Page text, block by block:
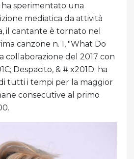
sperimentato una
mediatica da attività
il cantante è tornato nel
canzone n. 1, "What Do
collaborazione del 2017 con
Despacito, & # x201D; ha
tutti i tempi per la maggior
consecutive al primo